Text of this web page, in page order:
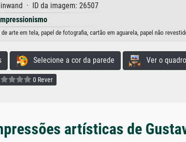
· ID da imagem: 26507
arte em tela, papel de fotografia, cartão em aguarela, papel não
Selecione a cor da parede Ver o
0 Rever
artísticas de